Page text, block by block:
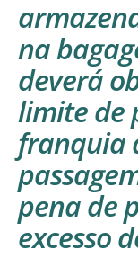
na
deverá
limite de
franquia
pena de
excesso